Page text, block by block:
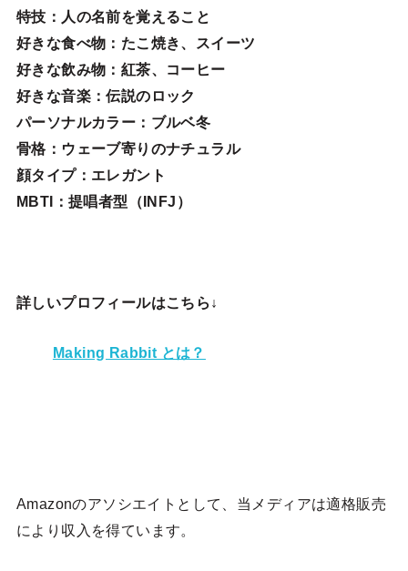
特技 ：人の名前を覚えること
好きな食べ物 ：たこ焼き、スイーツ
好きな飲み物：紅茶、コーヒー
好きな音楽：伝説のロック
パーソナルカラー：ブルベ冬
骨格：ウェーブ寄りのナチュラル
顔タイプ：エレガン ト
MBTI：提唱者型（INFJ）
詳しいプロフィールはこちら↓
Making Rabbit とは？
Amazonのアソシエイトとして、当メディアは適格販売
により収入を得ています。